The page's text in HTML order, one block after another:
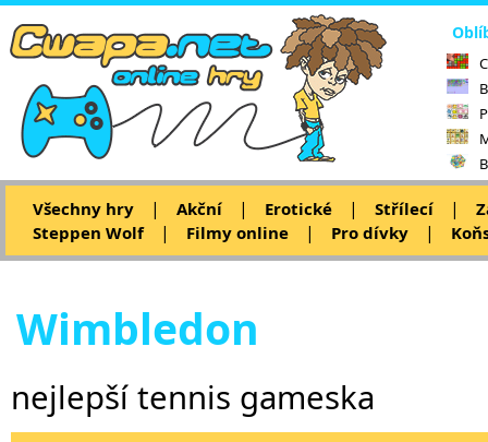
Všechny hry | Akční | Erotické | Střílecí |
Steppen Wolf
| Filmy online | Pro dívky |
Wimbledon
nejlepší tennis gameska